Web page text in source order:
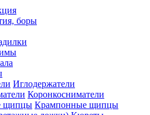
боры
Иглодержатели
Коронкосниматели
Крампонные щипцы